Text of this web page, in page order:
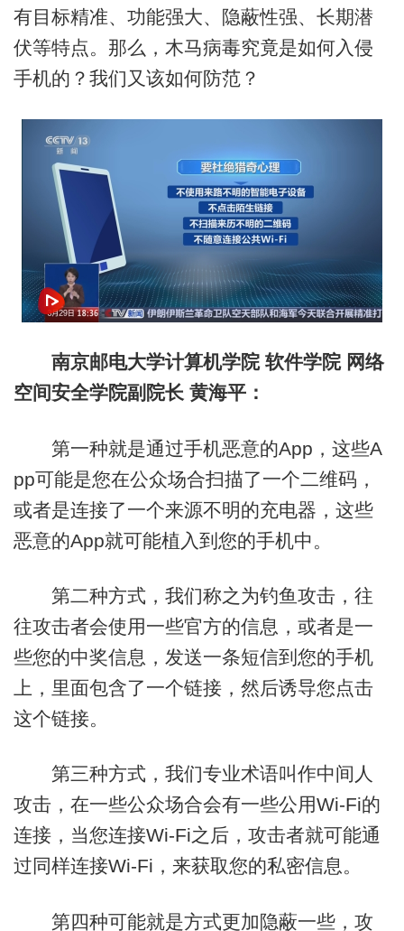
有目标精准、功能强大、隐蔽性强、长期潜
伏等特点。那么，木马病毒究竟是如何入侵
手机的？我们又该如何防范？
南京邮电大学计算机学院 软件学院 网络
空间安全学院副院长 黄海平：
第一种就是通过手机恶意的App，这些A
pp可能是您在公众场合扫描了一个二维码，
或者是连接了一个来源不明的充电器，这些
恶意的App就可能植入到您的手机中。
第二种方式，我们称之为钓鱼攻击，往
往攻击者会使用一些官方的信息，或者是一
些您的中奖信息，发送一条短信到您的手机
上，里面包含了一个链接，然后诱导您点击
这个链接。
第三种方式，我们专业术语叫作中间人
攻击，在一些公众场合会有一些公用Wi-Fi的
连接，当您连接Wi-Fi之后，攻击者就可能通
过同样连接Wi-Fi，来获取您的私密信息。
第四种可能就是方式更加隐蔽一些，攻